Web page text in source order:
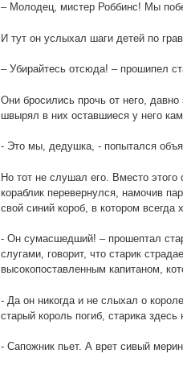
– Молодец, мистер Роббинс! Мы
И тут он услыхал шаги детей по
– Убирайтесь отсюда! – прошипел
Они бросились прочь от него,
швырял в них оставшиеся у него
- Это мы, дедушка, - попытался
Но тот не слушал его. Вместо
кораблик перевернулся, намочив
свой синий короб, в котором всегда
- Он сумасшедший! – прошептал
слугами, говорит, что старик
высокопоставленным капитаном,
- Да он никогда и не слыхал о
старый король погиб, старика
- Сапожник пьет. А врет сивый